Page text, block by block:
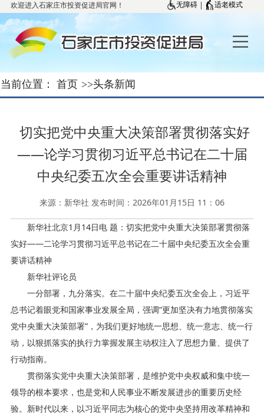
欢迎进入石家庄市投资促进局官网！ 无障碍| 适老模式
当前位置： 首页 >>头条新闻
切实把党中央重大决策部署贯彻落实好
——论学习贯彻习近平总书记在二十届
中央纪委五次全会重要讲话精神
来源：新华社 发布时间：2026年01月15日 11：06
新华社北京1月14日电 题：切实把党中央重大决策部署贯彻落
实好——二论学习贯彻习近平总书记在二十届中央纪委五次全会重
要讲话精神
新华社评论员
一分部署，九分落实。在二十届中央纪委五次全会上，习近平
总书记着眼党和国家事业发展全局，强调“更加坚决有力地贯彻落实
党中央重大决策部署”，为我们更好地统一思想、统一意志、统一行
动，以狠抓落实的执行力掌握发展主动权注入了思想力量、提供了
行动指南。
贯彻落实党中央重大决策部署，是维护党中央权威和集中统一
领导的根本要求，也是党和人民事业不断发展进步的重要历史经
验。新时代以来，以习近平同志为核心的党中央坚持用改革精神和